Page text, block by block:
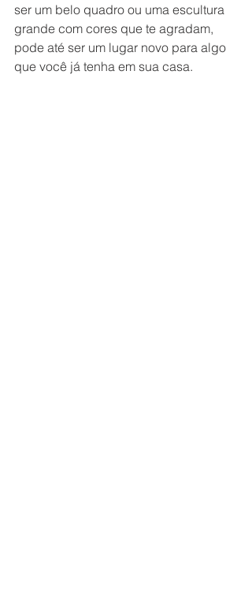
ser um belo quadro ou uma escultura
grande com cores que te agradam,
pode até ser um lugar novo para algo
que você já tenha em sua casa.